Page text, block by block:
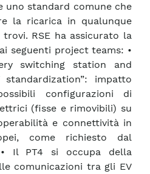
uno standard comune che
la ricarica in qualunque
RSE ha assicurato la
seguenti project teams: •
switching station and
impatto
configurazioni di
(fisse e rimovibili) su
e connettività in
come richiesto dal
Il PT4 si occupa della
comunicazioni tra gli EV